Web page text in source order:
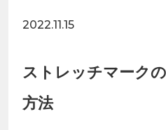
2022.11.15
ストレッチマーク
方法